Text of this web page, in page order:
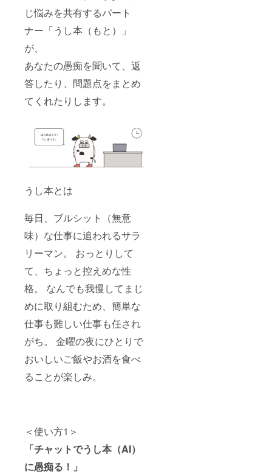
じ悩みを共有するパート
ナー「うし本（もと）」
が、
あなたの愚痴を聞いて、返
答したり、問題点をまとめ
てくれたりします。
うし本とは
毎日、ブルシット（無意
味）な仕事に追われるサラ
リーマン。 おっとりして
て、ちょっと控えめな性
格。 なんでも我慢してまじ
めに取り組むため、簡単な
仕事も難しい仕事も任され
がち。 金曜の夜にひとりで
おいしいご飯やお酒を食べ
ることが楽しみ。
＜使い方1＞
「チャットでうし本（AI）
に愚痴る！」